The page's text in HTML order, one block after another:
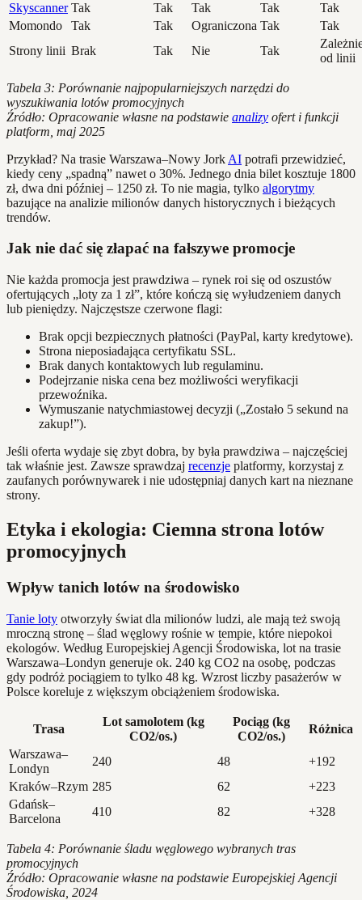
Skyscanner Tak Tak Tak Tak
Tak
Momondo
Tak Tak Ograniczona Tak
Tak
Strony linii Brak Tak Nie Tak
od linii
Tabela 3: Porównanie najpopularniejszych narzędzi do
wyszukiwania lotów promocyjnych
Źródło: Opracowanie własne na podstawie analizy ofert i funkcji
platform, maj 2025
Przykład? Na trasie Warszawa–Nowy Jork AI potrafi przewidzieć,
kiedy ceny „spadną” nawet o 30%. Jednego dnia bilet kosztuje 1800
zł, dwa dni później – 1250 zł. To nie magia, tylko algorytmy
bazujące na analizie milionów danych historycznych i bieżących
trendów.
Jak nie dać się złapać na fałszywe promocje
Nie każda promocja jest prawdziwa – rynek roi się od oszustów
ofertujących „loty za 1 zł”, które kończą się wyłudzeniem danych
lub pieniędzy. Najczęstsze czerwone flagi:
Brak opcji bezpiecznych płatności (PayPal, karty kredytowe).
Strona nieposiadająca certyfikatu SSL.
Brak danych kontaktowych lub regulaminu.
Podejrzanie niska cena bez możliwości weryfikacji
przewoźnika.
Wymuszanie natychmiastowej decyzji („Zostało 5 sekund na
zakup!”).
Jeśli oferta wydaje się zbyt dobra, by była prawdziwa – najczęściej
tak właśnie jest. Zawsze sprawdzaj recenzje platformy, korzystaj z
zaufanych porównywarek i nie udostępniaj danych kart na nieznane
strony.
Etyka i ekologia: Ciemna strona lotów
promocyjnych
Wpływ tanich lotów na środowisko
Tanie loty otworzyły świat dla milionów ludzi, ale mają też swoją
mroczną stronę – ślad węglowy rośnie w tempie, które niepokoi
ekologów. Według Europejskiej Agencji Środowiska, lot na trasie
Warszawa–Londyn generuje ok. 240 kg CO2 na osobę, podczas
gdy podróż pociągiem to tylko 48 kg. Wzrost liczby pasażerów w
Polsce koreluje z większym obciążeniem środowiska.
Trasa
Lot samolotem (kg
CO2/os.)
Pociąg (kg
CO2/os.)
Różnica
Warszawa–
Londyn
240 48
+192
Kraków–Rzym 285 62
+223
Gdańsk–
Barcelona
410 82 +328
Tabela 4: Porównanie śladu węglowego wybranych tras
promocyjnych
Źródło: Opracowanie własne na podstawie Europejskiej Agencji
Środowiska, 2024